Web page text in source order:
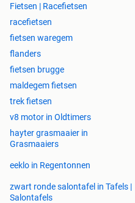
✅ Veldwegen
✅ Woon-werkverkeer
✅ Toertochten
✅ Gravel-light avonturen
Noem hem een Sandblaster
Mud Duster wanneer het
Dankzij de bredere hand
comfortabele geometrie en
rijervaring die perfect tussen
⸻
Fietsen | Racefietsen
racefietsen
fietsen waregem
flanders
fietsen brugge
maldegem fietsen
trek fietsen
v8 motor in Oldtimers
hayter grasmaaier in
Grasmaaiers
eeklo in Regentonnen
zwart ronde salontafel in Tafels |
Salontafels